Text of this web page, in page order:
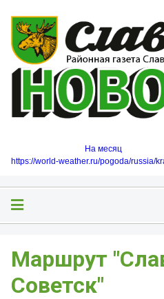
На месяц
https://world-weather.ru/pogoda/russia/
Маршрут
Советск"